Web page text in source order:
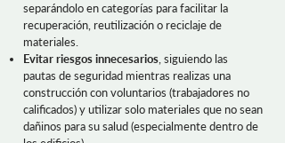
separándolo en categorías para facilitar la
recuperación, reutilización o reciclaje de
materiales.
Evitar riesgos innecesarios , siguiendo las
pautas de seguridad mientras realizas una
construcción con voluntarios (trabajadores no
calificados) y utilizar solo materiales que no sean
dañinos para su salud (especialmente dentro de